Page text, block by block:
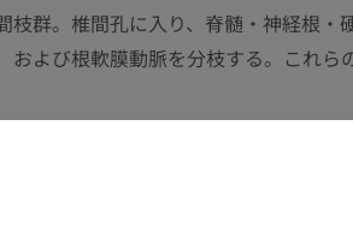
枝群。椎間孔に入り、脊髄・神経根・
および根軟膜動脈を分枝する。これら
下肢
下肢